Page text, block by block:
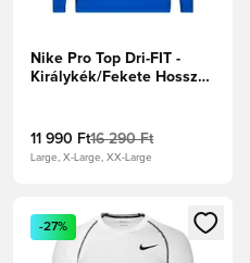
Nike Pro Top Dri-FIT -
Királykék/Fekete Hosszú
11 990 Ft16 290 Ft
Large, X-Large, XX-Large
vagy a tagként
Megnyit egy modált a
-27%